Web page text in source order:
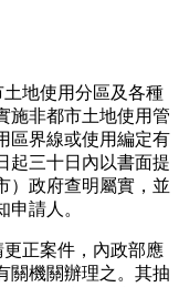
地使用分區及各種
施非都市土地使用管
區界線或使用編定有
起三十日內以書面提
）政府查明屬實，並
請人。
正案件，內政部應
關機關辦理之。其抽